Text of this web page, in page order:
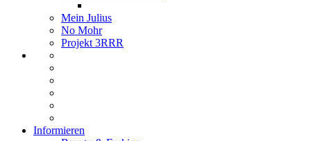
Mein Julius
No Mohr
Projekt 3RRR
Informieren